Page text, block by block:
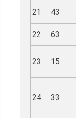
21 43
22 63
23 15
24 33